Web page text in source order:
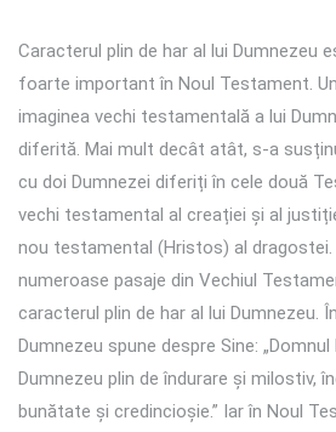
Caracterul plin de har al lui Dumnezeu
foarte important în Noul Testament.
imaginea vechi testamentală a lui
diferită. Mai mult decât atât, s-a
cu doi Dumnezei diferiți în cele două
vechi testamental al creației și al
nou testamental (Hristos) al
numeroase pasaje din Vechiul
caracterul plin de har al lui Dumnezeu.
Dumnezeu spune despre Sine:
Dumnezeu plin de îndurare și milostiv,
bunătate și credincioșie.” Iar în Noul